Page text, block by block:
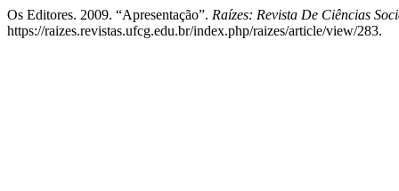
Os Editores. 2009. “Apresentação”. Raízes: Revista De Ciências
https://raizes.revistas.ufcg.edu.br/index.php/raizes/article/view/283.